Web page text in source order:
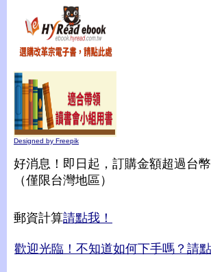
Designed by Freepik
好消息！即日起，訂購金額超過台幣
（僅限台灣地區）
郵資計算請點我！
歡迎光臨！不知道如何下手嗎？請